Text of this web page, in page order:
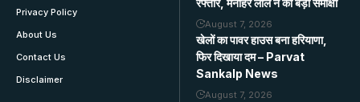
Privacy Policy
About Us
Contact Us
Disclaimer
रफ्तार, मनोहर लाल ने की बड़ी समीक्षा
August 7, 2026
खेलों का पावर हाउस बना हरियाणा,
फिर दिखाया दम – Parvat
Sankalp News
August 7, 2026